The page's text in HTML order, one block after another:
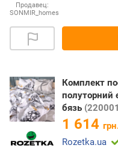
Продавец:
SONMIR_homes
Комплект
полуторний
бязь
1 614
Rozetka.ua